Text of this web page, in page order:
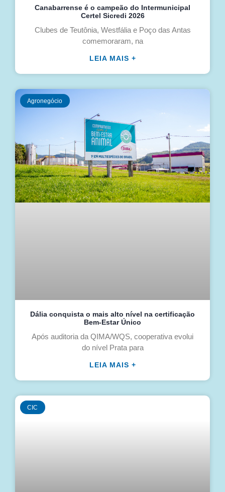
Canabarrense é o campeão do Intermunicipal
Certel Sicredi 2026
Clubes de Teutônia, Westfália e Poço das Antas
comemoraram, na
LEIA MAIS +
Agronegócio
Dália conquista o mais alto nível na certificação
Bem-Estar Único
Após auditoria da QIMA/WQS, cooperativa evolui
do nível Prata para
LEIA MAIS +
CIC